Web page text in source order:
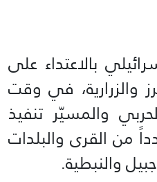
بالاعتداء على
والزرارية، في وقت
والمسيّر تنفيذ
من القرى والبلدات
والنبطية.